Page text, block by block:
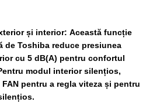
și interior: Această funcție
de Toshiba reduce presiunea
cu 5 dB(A) pentru confortul
modul interior silențios,
pentru a regla viteza și pentru